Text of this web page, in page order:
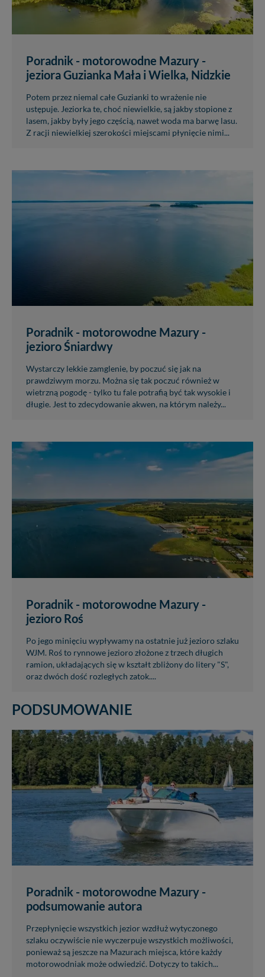
Poradnik - motorowodne Mazury -
jeziora Guzianka Mała i Wielka, Nidzkie
Potem przez niemal całe Guzianki to wrażenie nie
ustępuje. Jeziorka te, choć niewielkie, są jakby stopione z
lasem, jakby były jego częścią, nawet woda ma barwę lasu.
Z racji niewielkiej szerokości miejscami płynięcie nimi...
Poradnik - motorowodne Mazury -
jezioro Śniardwy
Wystarczy lekkie zamglenie, by poczuć się jak na
prawdziwym morzu. Można się tak poczuć również w
wietrzną pogodę - tylko tu fale potrafią być tak wysokie i
długie. Jest to zdecydowanie akwen, na którym należy...
Poradnik - motorowodne Mazury -
jezioro Roś
Po jego minięciu wypływamy na ostatnie już jezioro szlaku
WJM. Roś to rynnowe jezioro złożone z trzech długich
ramion, układających się w kształt zbliżony do litery "S",
oraz dwóch dość rozległych zatok....
PODSUMOWANIE
Poradnik - motorowodne Mazury -
podsumowanie autora
Przepłynięcie wszystkich jezior wzdłuż wytyczonego
szlaku oczywiście nie wyczerpuje wszystkich możliwości,
ponieważ są jeszcze na Mazurach miejsca, które każdy
motorowodniak może odwiedzić. Dotyczy to takich...